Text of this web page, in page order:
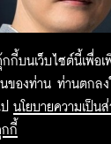
กี้บนเว็บไซต์นี้เพื่อเ
ของท่าน ท่านตกลง
นโยบายความเป็น
กกี้